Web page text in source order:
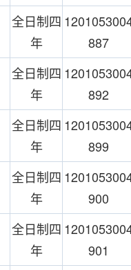
全日制四
年
887
全日制四
年
892
全日制四
年
899
全日制四
年
900
全日制四
年
901